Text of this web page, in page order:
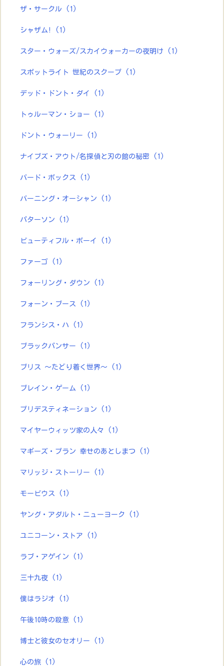
ザ・サークル (1)
シャザム! (1)
スター・ウォーズ/スカイウォーカーの夜明け (1)
スポットライト 世紀のスクープ (1)
デッド・ドント・ダイ (1)
トゥルーマン・ショー (1)
ドント・ウォーリー (1)
ナイブズ・アウト/名探偵と刃の館の秘密 (1)
バード・ボックス (1)
バーニング・オーシャン (1)
パターソン (1)
ビューティフル・ボーイ (1)
ファーゴ (1)
フォーリング・ダウン (1)
フォーン・ブース (1)
フランシス・ハ (1)
ブラックパンサー (1)
ブリス ～たどり着く世界～ (1)
ブレイン・ゲーム (1)
プリデスティネーション (1)
マイヤーウィッツ家の人々 (1)
マギーズ・プラン 幸せのあとしまつ (1)
マリッジ・ストーリー (1)
モービウス (1)
ヤング・アダルト・ニューヨーク (1)
ユニコーン・ストア (1)
ラブ・アゲイン (1)
三十九夜 (1)
僕はラジオ (1)
午後10時の殺意 (1)
博士と彼女のセオリー (1)
心の旅 (1)